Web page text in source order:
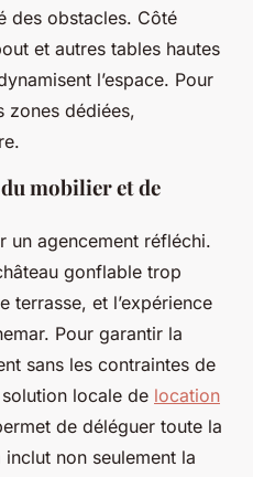
des obstacles. Côté
et autres tables hautes
l’espace. Pour
zones dédiées,
mobilier et de
un agencement réfléchi.
gonflable trop
terrasse, et l’expérience
Pour garantir la
sans les contraintes de
locale de location
de déléguer toute la
non seulement la